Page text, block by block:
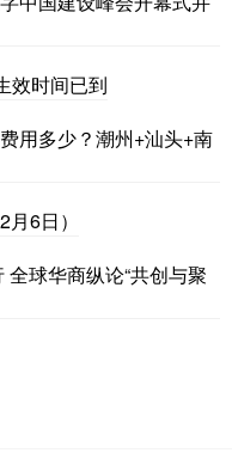
效时间已到
用多少？潮州+汕头+南
6日）
球华商纵论“共创与聚